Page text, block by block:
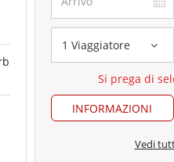
1 Viaggiatore
Si prega di
INFORMAZIONI
Vedi